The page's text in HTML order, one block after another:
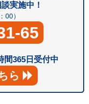
実施中！
00）
65
間365日受付中
ら